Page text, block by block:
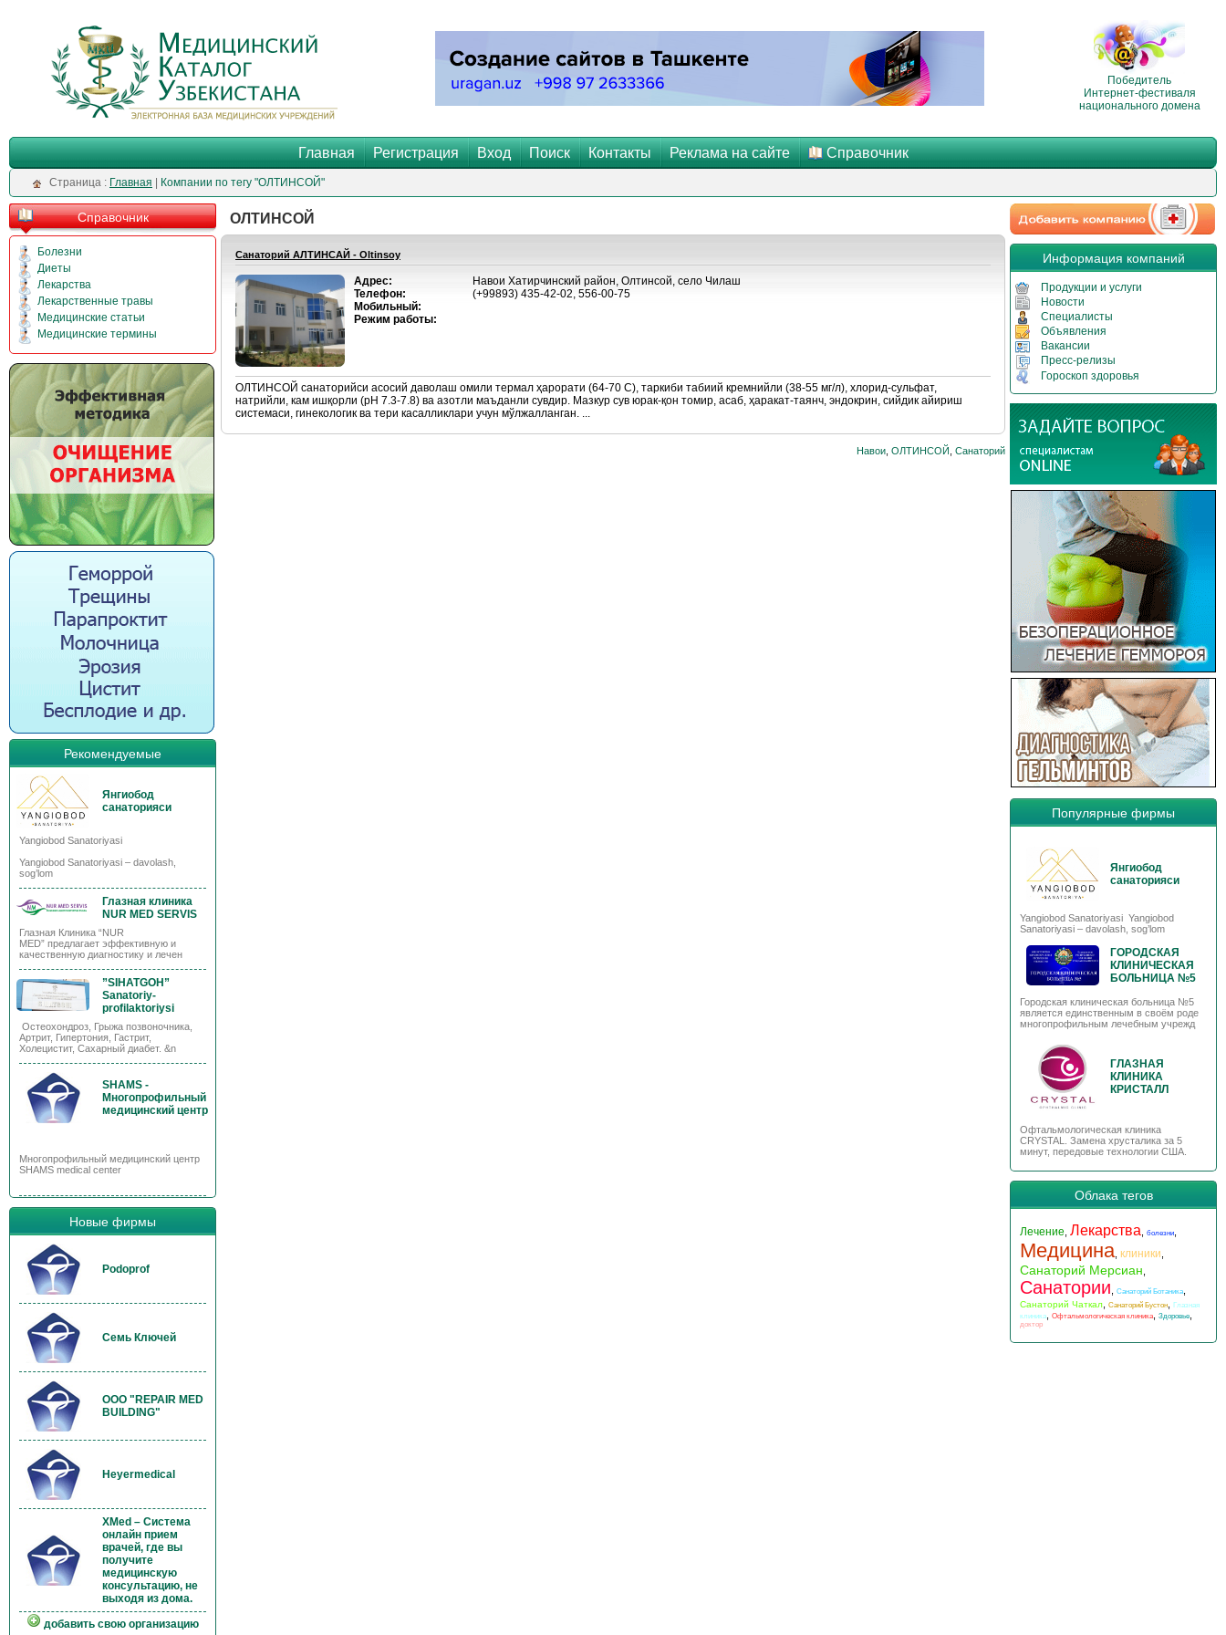
Победитель
Интернет-фестиваля
национального домена
Главная Регистрация Вход Поиск Контакты Реклама на сайте Справочник
Cтраница : Главная Компании по тегу "ОЛТИНСОЙ"
Справочник
Болезни
Диеты
Лекарства
Лекарственные травы
Медицинские статьи
Медицинские термины
Рекомендуемые
Янгиобод
санаторияси
Yangiobod Sanatoriyasi
Yangiobod Sanatoriyasi – davolash,
sog’lom
Глазная клиника
NUR MED SERVIS
Глазная Клиника “NUR
MED” предлагает эффективную и
качественную диагностику и лечен
”SIHATGOH”
Sanatoriy-
profilaktoriysi
Остеохондроз, Грыжа позвоночника,
Артрит, Гипертония, Гастрит,
Холецистит, Сахарный диабет. &n
SHAMS -
Многопрофильный
медицинский центр
Многопрофильный медицинский центр
SHAMS medical center
Новые фирмы
Podoprof
Семь Ключей
OOO "REPAIR MED
BUILDING"
Heyermedical
XMed – Система
онлайн прием
врачей, где вы
получите
медицинскую
консультацию, не
выходя из дома.
добавить свою организацию
ОЛТИНСОЙ
Санаторий АЛТИНСАЙ - Oltinsoy
Адрес:
Телефон:
Мобильный:
Режим работы:
Навои Хатирчинский район, Олтинсой, село Чилаш
(+99893) 435-42-02, 556-00-75
ОЛТИНСОЙ санаторийси асосий даволаш омили термал ҳарорати (64-70 С), таркиби табиий кремнийли (38-55 мг/л), хлорид-сульфат,
натрийли, кам ишқорли (рН 7.3-7.8) ва азотли маъданли сувдир. Мазкур сув юрак-қон томир, асаб, ҳаракат-таянч, эндокрин, сийдик айириш
системаси, гинекологик ва тери касалликлари учун мўлжалланган. ...
Навои ОЛТИНСОЙ Санаторий
Информация компаний
Продукции и услуги
Новости
Специалисты
Объявления
Вакансии
Пресс-релизы
Гороскоп здоровья
Популярные фирмы
Янгиобод
санаторияси
Yangiobod Sanatoriyasi Yangiobod
Sanatoriyasi – davolash, sog’lom
ГОРОДСКАЯ
КЛИНИЧЕСКАЯ
БОЛЬНИЦА №5
Городская клиническая больница №5
является единственным в своём роде
многопрофильным лечебным учрежд
ГЛАЗНАЯ
КЛИНИКА
КРИСТАЛЛ
Офтальмологическая клиника
CRYSTAL. Замена хрусталика за 5
минут, передовые технологии США.
Облака тегов
Лечение Лекарства болезни
Медицина клиники
Санаторий Мерсиан
Санатории Санаторий Ботаника
Санаторий Чаткал Санаторий Бустон
Глазная
клиника
Офтальмологическая клиника Здоровье
доктор